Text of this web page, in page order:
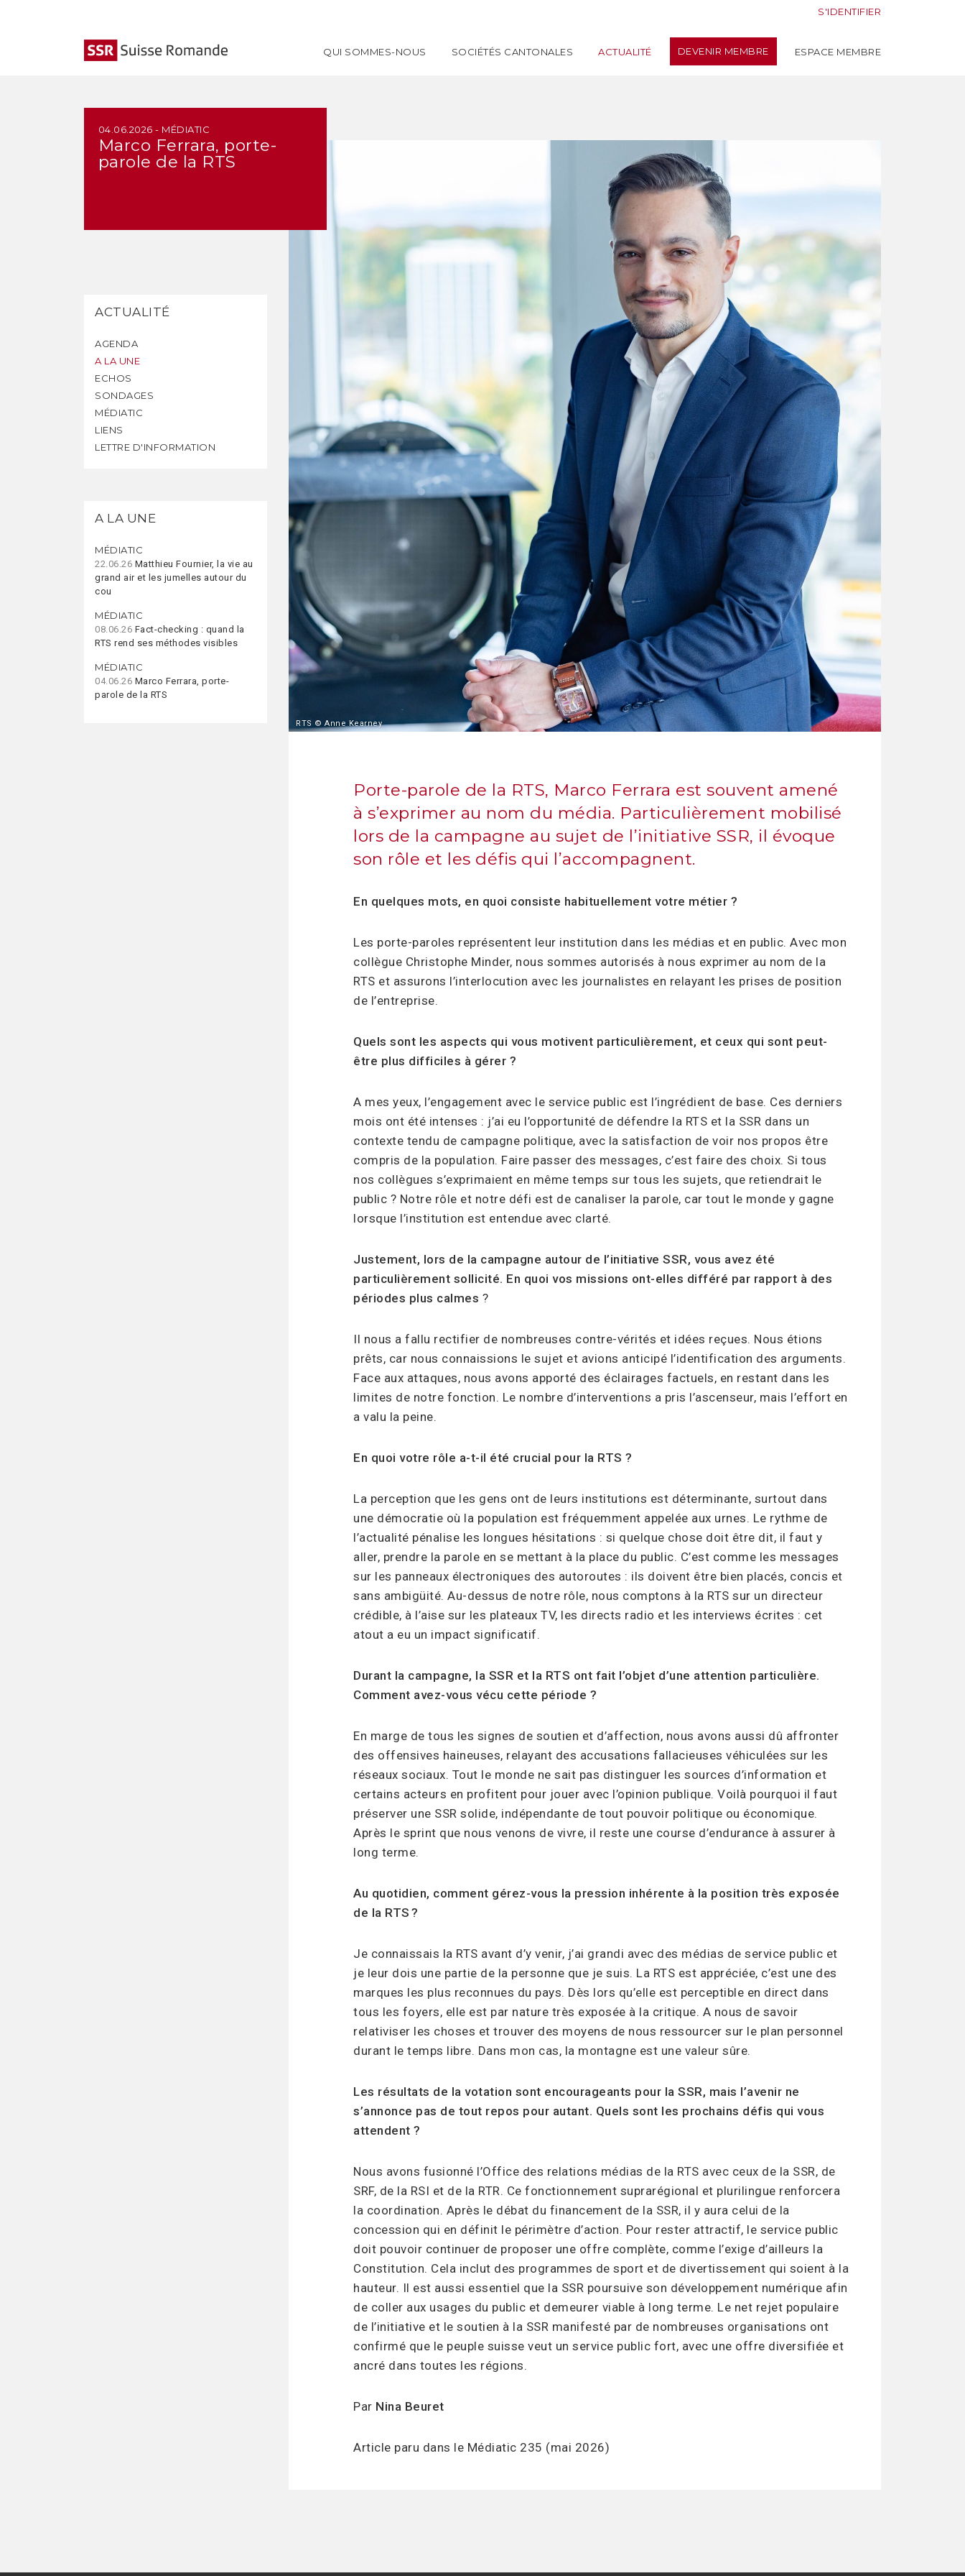
QUI SOMMES-NOUS SOCIÉTÉS CANTONALES ACTUALITÉ DEVENIR MEMBRE ESPACE MEMBRE
S'IDENTIFIER
ACTUALITÉ
AGENDA
A LA UNE
ECHOS
SONDAGES
MÉDIATIC
LIENS
LETTRE D'INFORMATION
A LA UNE
MÉDIATIC
22.06.26 Matthieu Fournier, la vie au
grand air et les jumelles autour du
cou
MÉDIATIC
08.06.26 Fact-checking : quand la
RTS rend ses méthodes visibles
MÉDIATIC
04.06.26 Marco Ferrara, porte-
parole de la RTS
04.06.2026 - MÉDIATIC
Marco Ferrara, porte-
parole de la RTS
RTS © Anne Kearney
Porte-parole de la RTS, Marco Ferrara est souvent amené
à s’exprimer au nom du média. Particulièrement mobilisé
lors de la campagne au sujet de l’initiative SSR, il évoque
son rôle et les défis qui l’accompagnent.
En quelques mots, en quoi consiste habituellement votre métier ?
Les porte-paroles représentent leur institution dans les médias et en public. Avec mon
collègue Christophe Minder, nous sommes autorisés à nous exprimer au nom de la
RTS et assurons l’interlocution avec les journalistes en relayant les prises de position
de l’entreprise.
Quels sont les aspects qui vous motivent particulièrement, et ceux qui sont peut-
être plus difficiles à gérer ?
A mes yeux, l’engagement avec le service public est l’ingrédient de base. Ces derniers
mois ont été intenses : j’ai eu l’opportunité de défendre la RTS et la SSR dans un
contexte tendu de campagne politique, avec la satisfaction de voir nos propos être
compris de la population. Faire passer des messages, c’est faire des choix. Si tous
nos collègues s’exprimaient en même temps sur tous les sujets, que retiendrait le
public ? Notre rôle et notre défi est de canaliser la parole, car tout le monde y gagne
lorsque l’institution est entendue avec clarté.
Justement, lors de la campagne autour de l’initiative SSR, vous avez été
particulièrement sollicité. En quoi vos missions ont-elles différé par rapport à des
périodes plus calmes ?
Il nous a fallu rectifier de nombreuses contre-vérités et idées reçues. Nous étions
prêts, car nous connaissions le sujet et avions anticipé l’identification des arguments.
Face aux attaques, nous avons apporté des éclairages factuels, en restant dans les
limites de notre fonction. Le nombre d’interventions a pris l’ascenseur, mais l’effort en
a valu la peine.
En quoi votre rôle a-t-il été crucial pour la RTS ?
La perception que les gens ont de leurs institutions est déterminante, surtout dans
une démocratie où la population est fréquemment appelée aux urnes. Le rythme de
l’actualité pénalise les longues hésitations : si quelque chose doit être dit, il faut y
aller, prendre la parole en se mettant à la place du public. C’est comme les messages
sur les panneaux électroniques des autoroutes : ils doivent être bien placés, concis et
sans ambigüité. Au-dessus de notre rôle, nous comptons à la RTS sur un directeur
crédible, à l’aise sur les plateaux TV, les directs radio et les interviews écrites : cet
atout a eu un impact significatif.
Durant la campagne, la SSR et la RTS ont fait l’objet d’une attention particulière.
Comment avez-vous vécu cette période ?
En marge de tous les signes de soutien et d’affection, nous avons aussi dû affronter
des offensives haineuses, relayant des accusations fallacieuses véhiculées sur les
réseaux sociaux. Tout le monde ne sait pas distinguer les sources d’information et
certains acteurs en profitent pour jouer avec l’opinion publique. Voilà pourquoi il faut
préserver une SSR solide, indépendante de tout pouvoir politique ou économique.
Après le sprint que nous venons de vivre, il reste une course d’endurance à assurer à
long terme.
Au quotidien, comment gérez-vous la pression inhérente à la position très exposée
de la RTS ?
Je connaissais la RTS avant d’y venir, j’ai grandi avec des médias de service public et
je leur dois une partie de la personne que je suis. La RTS est appréciée, c’est une des
marques les plus reconnues du pays. Dès lors qu’elle est perceptible en direct dans
tous les foyers, elle est par nature très exposée à la critique. A nous de savoir
relativiser les choses et trouver des moyens de nous ressourcer sur le plan personnel
durant le temps libre. Dans mon cas, la montagne est une valeur sûre.
Les résultats de la votation sont encourageants pour la SSR, mais l’avenir ne
s’annonce pas de tout repos pour autant. Quels sont les prochains défis qui vous
attendent ?
Nous avons fusionné l’Office des relations médias de la RTS avec ceux de la SSR, de
SRF, de la RSI et de la RTR. Ce fonctionnement suprarégional et plurilingue renforcera
la coordination. Après le débat du financement de la SSR, il y aura celui de la
concession qui en définit le périmètre d’action. Pour rester attractif, le service public
doit pouvoir continuer de proposer une offre complète, comme l’exige d’ailleurs la
Constitution. Cela inclut des programmes de sport et de divertissement qui soient à la
hauteur. Il est aussi essentiel que la SSR poursuive son développement numérique afin
de coller aux usages du public et demeurer viable à long terme. Le net rejet populaire
de l’initiative et le soutien à la SSR manifesté par de nombreuses organisations ont
confirmé que le peuple suisse veut un service public fort, avec une offre diversifiée et
ancré dans toutes les régions.
Par Nina Beuret
Article paru dans le Médiatic 235 (mai 2026)